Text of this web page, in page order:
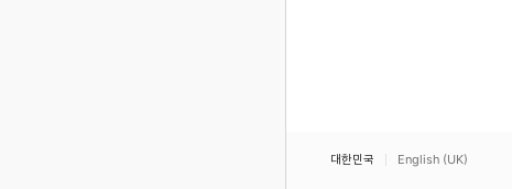
대한민국 English (UK)